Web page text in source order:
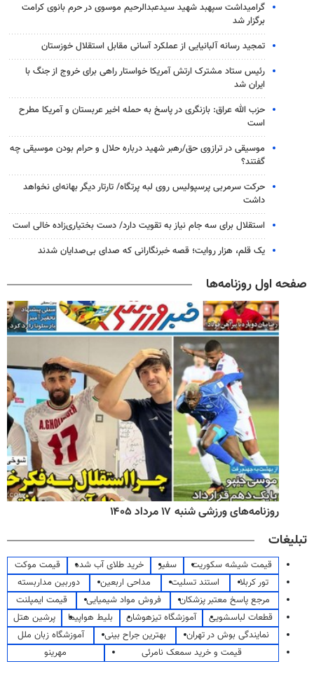
گرامیداشت سپهبد شهید سیدعبدالرحیم موسوی در حرم بانوی کرامت
برگزار شد
تمجید رسانه آلبانیایی از عملکرد آسانی مقابل استقلال خوزستان
رئیس ستاد مشترک ارتش آمریکا خواستار راهی برای خروج از جنگ با
ایران شد
حزب الله عراق: بازنگری در پاسخ به حمله اخیر عربستان و آمریکا مطرح
است
موسیقی در ترازوی حق/رهبر شهید درباره حلال و حرام بودن موسیقی چه
گفتند؟
حرکت سرمربی پرسپولیس روی لبه پرتگاه/ تارتار دیگر بهانه‌ای نخواهد
داشت
استقلال برای سه جام نیاز به تقویت دارد/ دست بختیاری‌زاده خالی است
یک قلم، هزار روایت؛ قصه خبرنگارانی که صدای بی‌صدایان شدند
صفحه اول روزنامه‌ها
روزنامه‌های ورزشی شنبه ۱۷ مرداد ۱۴۰۵
تبلیغات
قیمت شیشه سکوریت سفیر خرید طلای آب شده
قیمت موکت
تور کربلا
استند تسلیت مداحی اربعین
دوربین مداربسته
مرجع پاسخ معتبر پزشکان
فروش مواد شیمیایی
قیمت ایمپلنت
قطعات لباسشویی
آموزشگاه تیزهوشان بلیط هواپیما
پرشین هتل
نمایندگی بوش در تهران
بهترین جراح بینی
آموزشگاه زبان ملل
قیمت و خرید سمعک نامرئی
مهرینو